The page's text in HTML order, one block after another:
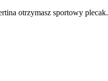
otrzymasz sportowy plecak.